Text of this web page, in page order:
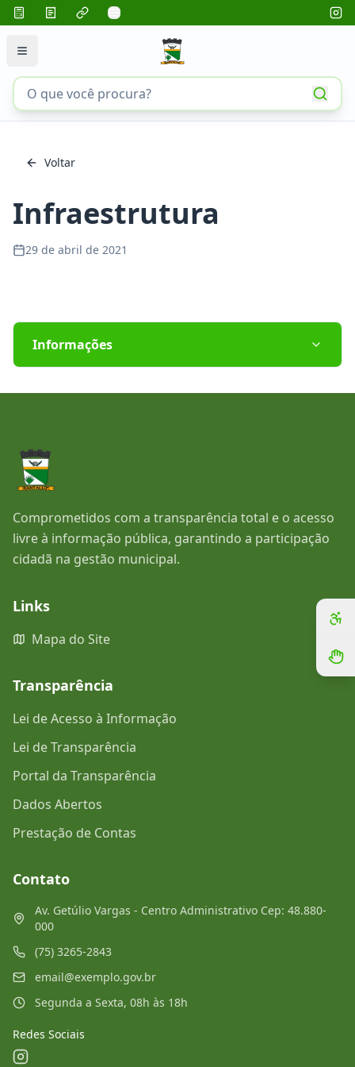
Voltar
Infraestrutura
29 de abril de 2021
Informações
Comprometidos com a transparência total e o acesso
livre à informação pública, garantindo a participação
cidadã na gestão municipal.
Links
Mapa do Site
Transparência
Lei de Acesso à Informação
Lei de Transparência
Portal da Transparência
Dados Abertos
Prestação de Contas
Contato
Av. Getúlio Vargas - Centro Administrativo Cep: 48.880-
000
(75) 3265-2843
email@exemplo.gov.br
Segunda a Sexta, 08h às 18h
Redes Sociais